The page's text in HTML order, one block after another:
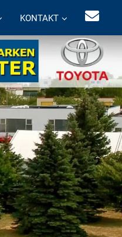
KONTAKT